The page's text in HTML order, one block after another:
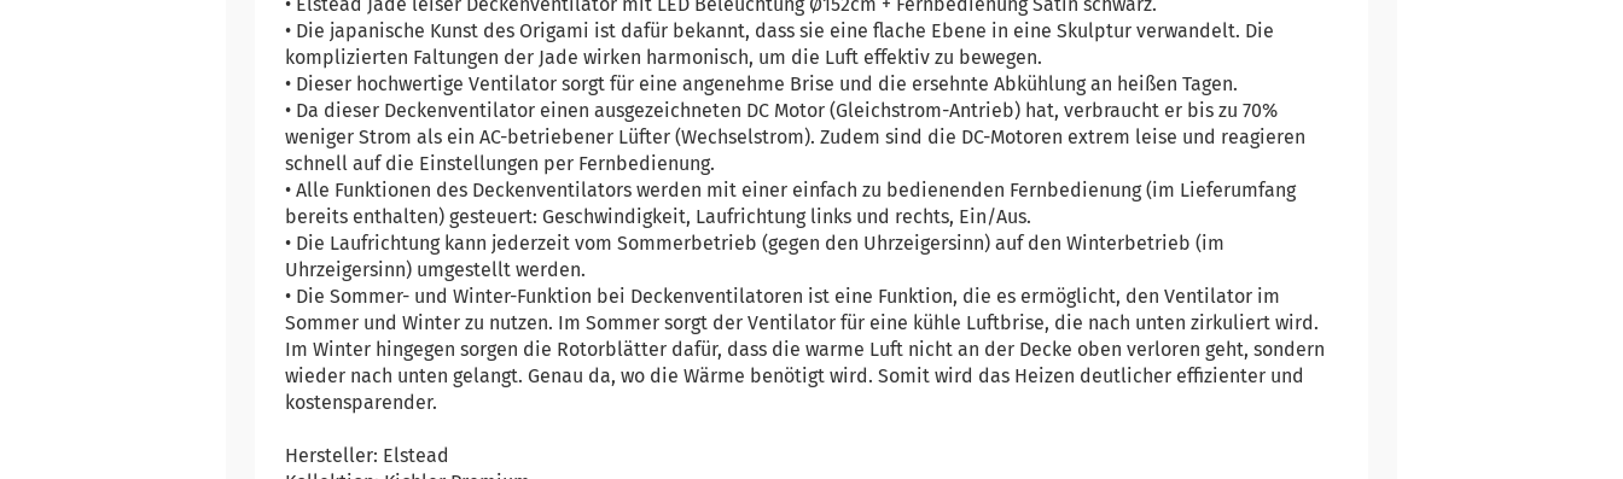
• Die japanische Kunst des Origami ist dafür bekannt, dass sie eine flache Ebene in eine Skulptur verwandelt. Die
komplizierten Faltungen der Jade wirken harmonisch, um die Luft effektiv zu bewegen.
• Dieser hochwertige Ventilator sorgt für eine angenehme Brise und die ersehnte Abkühlung an heißen Tagen.
• Da dieser Deckenventilator einen ausgezeichneten DC Motor (Gleichstrom-Antrieb) hat, verbraucht er bis zu 70%
weniger Strom als ein AC-betriebener Lüfter (Wechselstrom). Zudem sind die DC-Motoren extrem leise und reagieren
schnell auf die Einstellungen per Fernbedienung.
• Alle Funktionen des Deckenventilators werden mit einer einfach zu bedienenden Fernbedienung (im Lieferumfang
bereits enthalten) gesteuert: Geschwindigkeit, Laufrichtung links und rechts, Ein/Aus.
• Die Laufrichtung kann jederzeit vom Sommerbetrieb (gegen den Uhrzeigersinn) auf den Winterbetrieb (im
Uhrzeigersinn) umgestellt werden.
• Die Sommer- und Winter-Funktion bei Deckenventilatoren ist eine Funktion, die es ermöglicht, den Ventilator im
Sommer und Winter zu nutzen. Im Sommer sorgt der Ventilator für eine kühle Luftbrise, die nach unten zirkuliert wird.
Im Winter hingegen sorgen die Rotorblätter dafür, dass die warme Luft nicht an der Decke oben verloren geht, sondern
wieder nach unten gelangt. Genau da, wo die Wärme benötigt wird. Somit wird das Heizen deutlicher effizienter und
kostensparender.
Hersteller: Elstead